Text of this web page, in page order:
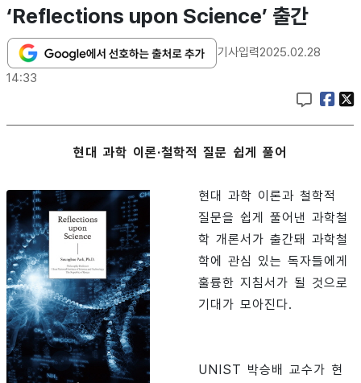
‘Reflections upon Science’ 출간
기사입력2025.02.28
14:33
현대 과학 이론·철학적 질문 쉽게 풀어
현대 과학 이론과 철학적
질문을 쉽게 풀어낸 과학철
학 개론서가 출간돼 과학철
학에 관심 있는 독자들에게
훌륭한 지침서가 될 것으로
기대가 모아진다.
UNIST 박승배 교수가 현